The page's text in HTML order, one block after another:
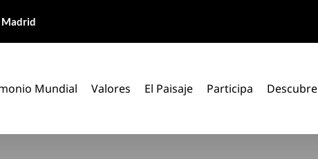
Madrid
Mundial Valores El Paisaje Participa Descubre